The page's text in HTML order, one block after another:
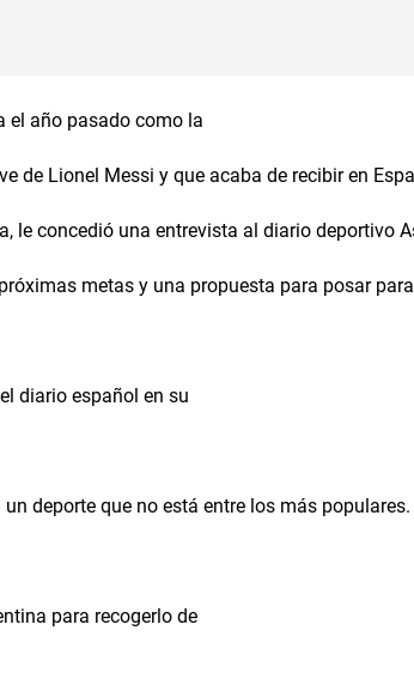
el año pasado como la
de Lionel Messi y que acaba de recibir en
le concedió una entrevista al diario deportivo
metas y una propuesta para posar
diario español en su
deporte que no está entre los más populares.
para recogerlo de